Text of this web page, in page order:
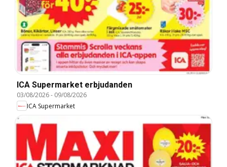
ICA Supermarket erbjudanden
03/08/2026- 09/08/2026
ICA Supermarket